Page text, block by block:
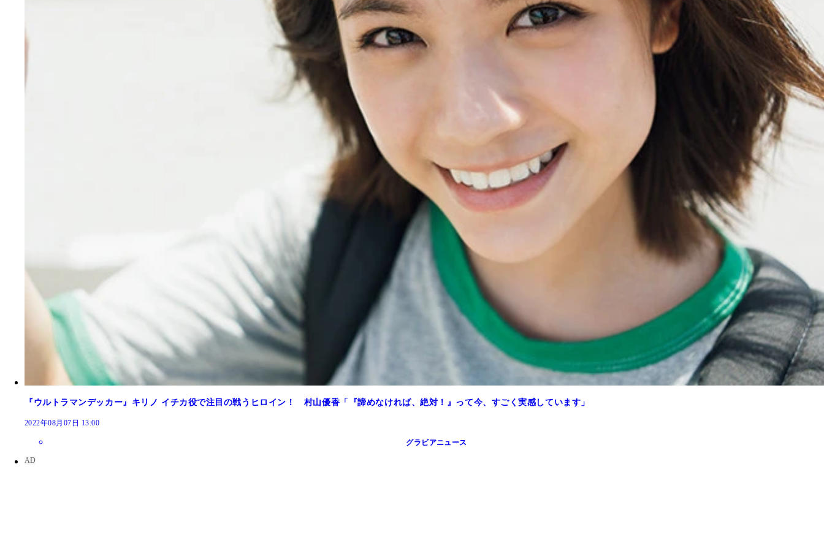
『ウルトラマンデッカー』キリノ イチカ役で注目の戦うヒロイン！ 村山優香「『諦めなければ、絶対！』って今、すごく実感しています」
2022年08月07日 13:00
グラビアニュース